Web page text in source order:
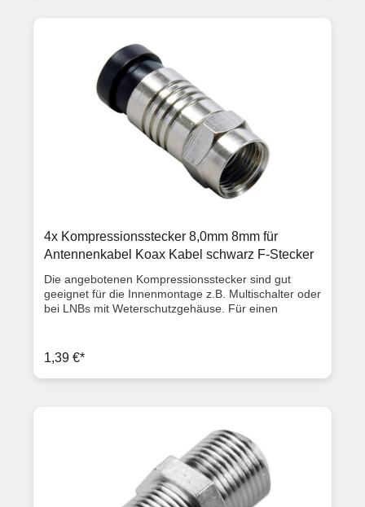
4x Kompressionsstecker 8,0mm 8mm für
Antennenkabel Koax Kabel schwarz F-Stecker
Die angebotenen Kompressionsstecker sind gut
geeignet für die Innenmontage z.B. Multischalter oder
bei LNBs mit Weterschutzgehäuse. Für einen
Kompressionsstecker 8,0mm
1,39 €*